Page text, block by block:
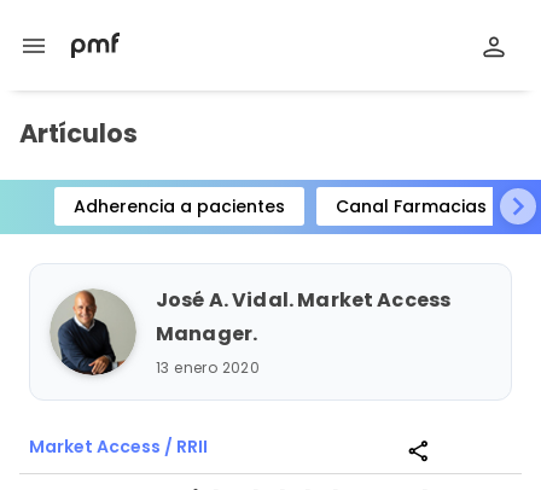
menu
Artículos
Adherencia a pacientes Canal Farmacias
Item
1
15
José A. Vidal. Market Access
Manager.
13 enero 2020
Market Access / RRII share